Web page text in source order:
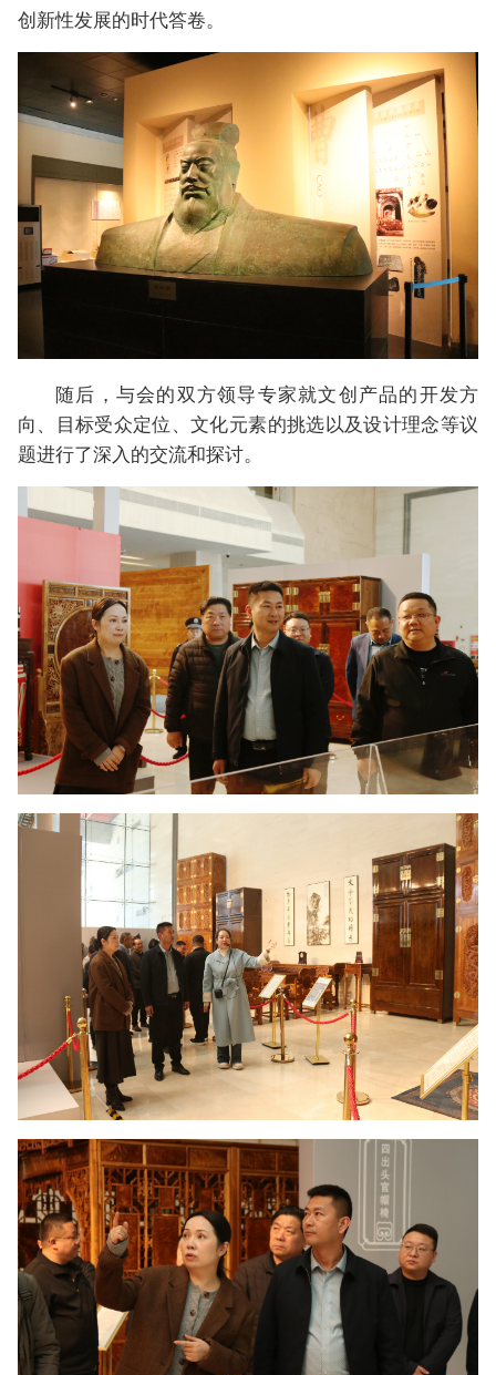
创新性发展的时代答卷。
随后，与会的双方领导专家就文创产品的开发方
向、目标受众定位、文化元素的挑选以及设计理念等议
题进行了深入的交流和探讨。